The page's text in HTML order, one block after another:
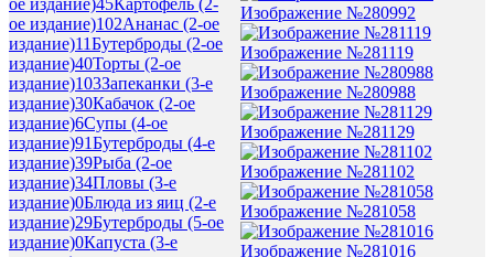
ое издание)45Картофель (2-
ое издание)102Ананас (2-ое
издание)11Бутерброды (2-ое
издание)40Торты (2-ое
издание)103Запеканки (3-е
издание)30Кабачок (2-ое
издание)6Супы (4-ое
издание)91Бутерброды (4-е
издание)39Рыба (2-ое
издание)34Пловы (3-е
издание)0Блюда из яиц (2-е
издание)29Бутерброды (5-ое
издание)0Капуста (3-е
Изображение №280992
Изображение №281119
Изображение №280988
Изображение №281129
Изображение №281102
Изображение №281058
Изображение №281016